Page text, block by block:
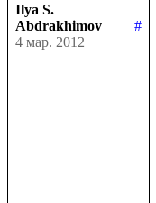
Ilya S.
Abdrakhimov
#
4 мар. 2012